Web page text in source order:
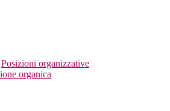
Posizioni organizzative
organica